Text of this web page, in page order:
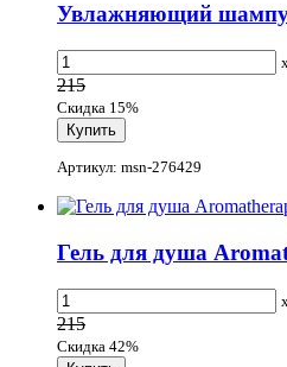
Увлажняющий
215
Скидка 15%
Артикул: msn-276429
Гель для душа
x
215
Скидка 42%